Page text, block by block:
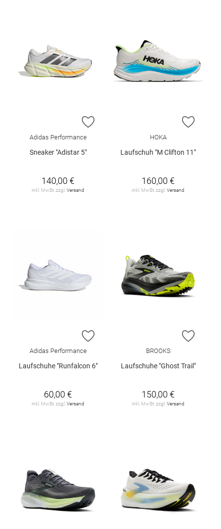
ZUR WUNSCHLISTE HINZUFÜGEN
Adidas Performance
Sneaker "Adistar 5"
140,00 €
inkl. MwSt. zzgl. Versand
ZUR
HOKA
Laufschuh "M Clifton 11"
160,00 €
inkl. MwSt. zzgl. Versand
ZUR WUNSCHLISTE HINZUFÜGEN
Adidas Performance
Laufschuhe "Runfalcon 6"
60,00 €
inkl. MwSt. zzgl.Versand
ZUR
BROOKS
Laufschuhe "Ghost Trail"
150,00 €
inkl. MwSt. zzgl.Versand